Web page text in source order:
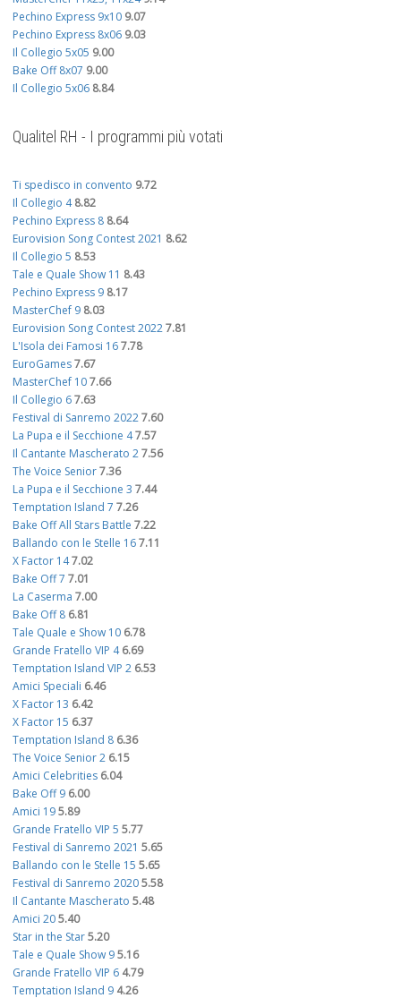
Pechino Express 9x10 9.07
Pechino Express 8x06 9.03
Il Collegio 5x05 9.00
Bake Off 8x07 9.00
Il Collegio 5x06 8.84
Qualitel RH - I programmi più votati
Ti spedisco in convento 9.72
Il Collegio 4 8.82
Pechino Express 8 8.64
Eurovision Song Contest 2021 8.62
Il Collegio 5 8.53
Tale e Quale Show 11 8.43
Pechino Express 9 8.17
MasterChef 9 8.03
Eurovision Song Contest 20227.81
L'Isola dei Famosi 167.78
EuroGames7.67
MasterChef 107.66
Il Collegio 67.63
Festival di Sanremo 20227.60
La Pupa e il Secchione 47.57
Il Cantante Mascherato 27.56
The Voice Senior7.36
La Pupa e il Secchione 3 7.44
Temptation Island 7 7.26
Bake Off All Stars Battle 7.22
Ballando con le Stelle 167.11
X Factor 147.02
Bake Off 7 7.01
La Caserma 7.00
Bake Off 8 6.81
Tale Quale e Show 10 6.78
Grande Fratello VIP 4 6.69
Temptation Island VIP 2 6.53
Amici Speciali 6.46
X Factor 13 6.42
X Factor 15 6.37
Temptation Island 8 6.36
The Voice Senior 2 6.15
Amici Celebrities 6.04
Bake Off 9 6.00
Amici 195.89
Grande Fratello VIP 5 5.77
Festival di Sanremo 2021 5.65
Ballando con le Stelle 15 5.65
Festival di Sanremo 20205.58
Il Cantante Mascherato 5.48
Amici 205.40
Star in the Star5.20
Tale e Quale Show 95.16
Grande Fratello VIP 6 4.79
Temptation Island 9 4.26